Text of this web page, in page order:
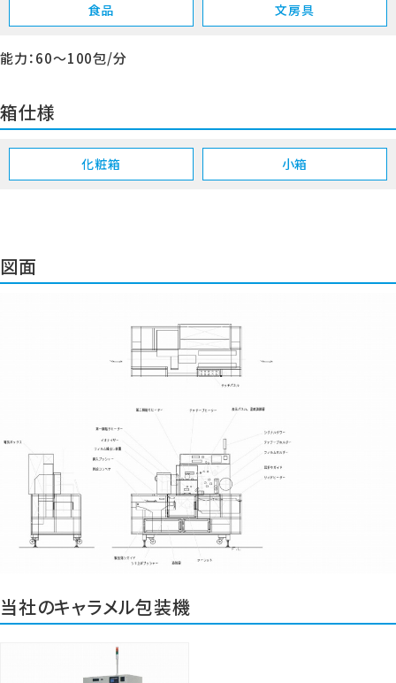
食品 文房具
能力：60～100包/分
箱仕様
化粧箱 小箱
図面
当社のキャラメル包装機